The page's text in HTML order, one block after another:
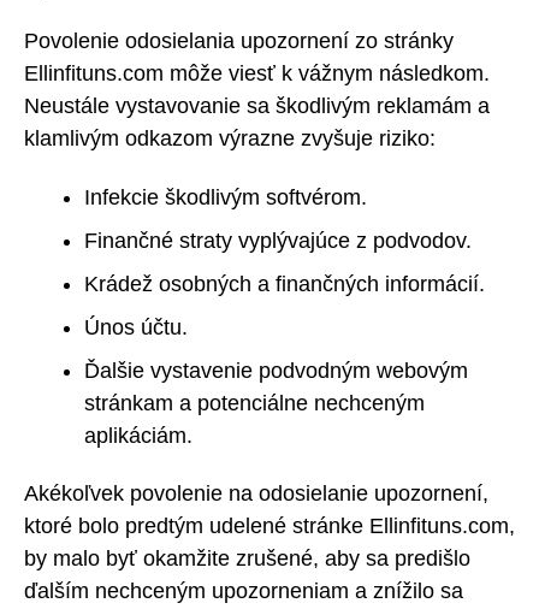
Povolenie odosielania upozornení zo stránky
Ellinfituns.com môže viesť k vážnym následkom.
Neustále vystavovanie sa škodlivým reklamám a
klamlivým odkazom výrazne zvyšuje riziko:
Infekcie škodlivým softvérom.
Finančné straty vyplývajúce z podvodov.
Krádež osobných a finančných informácií.
Únos účtu.
Ďalšie vystavenie podvodným webovým
stránkam a potenciálne nechceným
aplikáciám.
Akékoľvek povolenie na odosielanie upozornení,
ktoré bolo predtým udelené stránke Ellinfituns.com,
by malo byť okamžite zrušené, aby sa predišlo
ďalším nechceným upozorneniam a znížilo sa